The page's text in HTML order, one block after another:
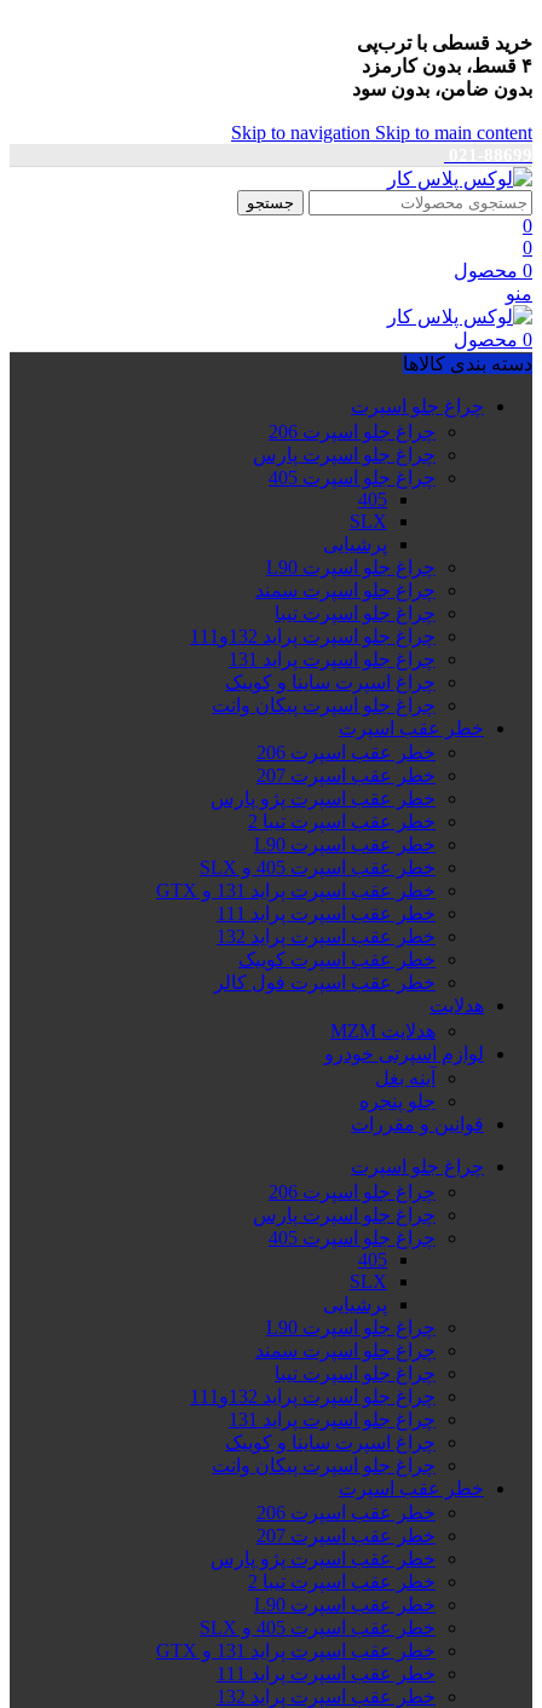
خرید قسطی با ترب‌پی
۴ قسط، بدون کارمزد
بدون ضامن، بدون سود
Skip to navigation Skip to main content
جستجو
0
0
0 محصول
منو
0 محصول
دسته بندی کالاها
چراغ جلو اسپرت
چراغ جلو اسپرت 206
چراغ جلو اسپرت پارس
چراغ جلو اسپرت 405
405
SLX
پرشیایی
چراغ جلو اسپرت L90
چراغ جلو اسپرت سمند
چراغ جلو اسپرت تیبا
چراغ جلو اسپرت پراید 132و111
چراغ جلو اسپرت پراید 131
چراغ اسپرت ساینا و کوییک
چراغ جلو اسپرت پیکان وانت
خطر عقب اسپرت
خطر عقب اسپرت 206
خطر عقب اسپرت 207
خطر عقب اسپرت پژو پارس
خطر عقب اسپرت تیبا 2
خطر عقب اسپرت L90
خطر عقب اسپرت 405 و SLX
خطر عقب اسپرت پراید 131 و GTX
خطر عقب اسپرت پراید 111
خطر عقب اسپرت پراید 132
خطر عقب اسپرت کوییک
خطر عقب اسپرت فول کالر
هدلایت
هدلایت MZM
لوازم اسپرتی خودرو
آینه بغل
جلو پنجره
قوانین و مقررات
چراغ جلو اسپرت
چراغ جلو اسپرت 206
چراغ جلو اسپرت پارس
چراغ جلو اسپرت 405
405
SLX
پرشیایی
چراغ جلو اسپرت L90
چراغ جلو اسپرت سمند
چراغ جلو اسپرت تیبا
چراغ جلو اسپرت پراید 132و111
چراغ جلو اسپرت پراید 131
چراغ اسپرت ساینا و کوییک
چراغ جلو اسپرت پیکان وانت
خطر عقب اسپرت
خطر عقب اسپرت 206
خطر عقب اسپرت 207
خطر عقب اسپرت پژو پارس
خطر عقب اسپرت تیبا 2
خطر عقب اسپرت L90
خطر عقب اسپرت 405 و SLX
خطر عقب اسپرت پراید 131 و GTX
خطر عقب اسپرت پراید 111
خطر عقب اسپرت پراید 132